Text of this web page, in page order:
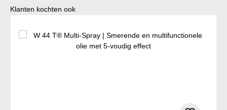
Productgalerij overslaan
Klanten kochten ook